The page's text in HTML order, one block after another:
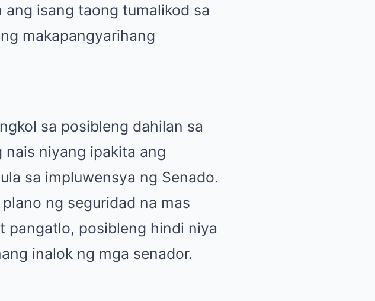
isang taong tumalikod sa
makapangyarihang
sa posibleng dahilan sa
nais niyang ipakita ang
sa impluwensya ng Senado.
ng seguridad na mas
pangatlo, posibleng hindi niya
inalok ng mga senador.